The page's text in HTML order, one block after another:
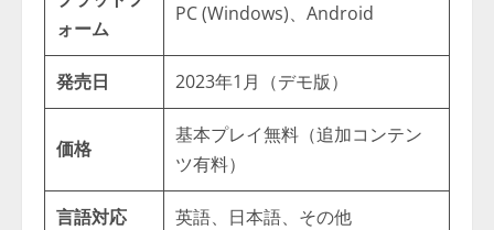
ォーム
PC (Windows)、Android
発売日 2023年1月（デモ版）
価格
基本プレイ無料（追加コンテン
ツ有料）
言語対応 英語、日本語、その他